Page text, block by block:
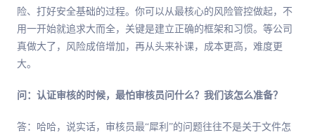
险、打好安全基础的过程。你可以从最核心的风险管控做起，不
用一开始就追求大而全，关键是建立正确的框架和习惯。等公司
真做大了，风险成倍增加，再从头来补课，成本更高，难度更
大。
问：认证审核的时候，最怕审核员问什么？我们该怎么准备？
答：哈哈，说实话，审核员最“犀利”的问题往往不是关于文件怎